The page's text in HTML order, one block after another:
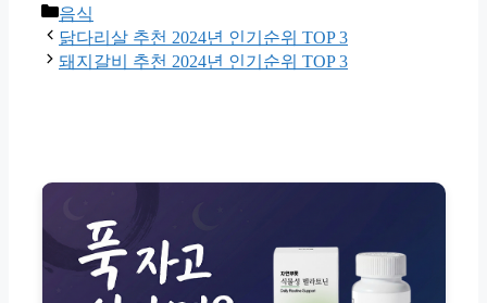
Categories
음식
닭다리살 추천 2024년 인기순위 TOP 3
돼지갈비 추천 2024년 인기순위 TOP 3